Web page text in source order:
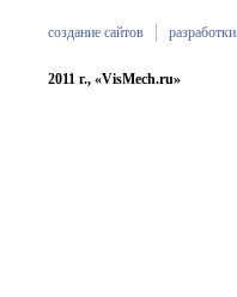
создание сайтов разработки
2011 г., «VisMech.ru»